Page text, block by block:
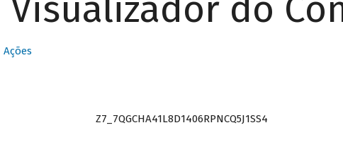
Visualizador do
Ações
Z7_7QGCHA41L8D1406RPNCQ5J1SS4